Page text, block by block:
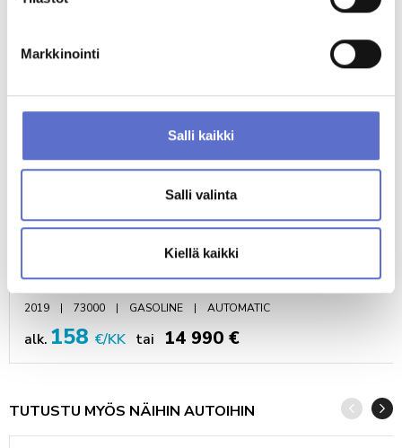
Markkinointi
Salli kaikki
Salli valinta
Kiellä kaikki
Peugeot 3008
2019 73000 GASOLINE AUTOMATIC
alk. 158 €/KK tai 14 990 €
TUTUSTU MYÖS NÄIHIN AUTOIHIN